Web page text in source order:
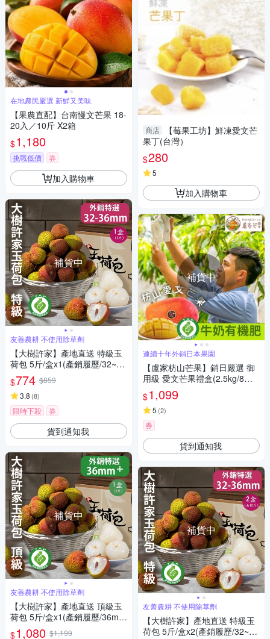
在地農民嚴選 新鮮又美味
【果農直配】台南慢文芒果 18-
20入／10斤 X2箱
$1,180
挑戰低價 券
加入購物車
補貨中
友善農耕 不使用除草劑
【大樹許家】產地直送 特級玉
荷包 5斤/盒x1(產銷履歷/32~36
mm/顆/禮盒)
$774 $859
3.8 (8)
限時下殺 券
貨到通知我
補貨中
友善農耕 不使用除草劑
【大樹許家】產地直送 頂級玉
荷包 5斤/盒x1(產銷履歷/36mm
以上/顆/禮盒)
$1,080 $1,199
商店
【莓果工坊】鮮凍愛文芒
果丁(台灣）
$280
5
加入購物車
補貨中
連續十年外銷日本果園
【盧家枋山芒果】銷日嚴選 御
用級 愛文芒果禮盒(2.5kg/8顆/
送禮/產銷履歷認證/郵局快捷常
溫配送)
$1,099
5 (2)
券
貨到通知我
補貨中
友善農耕 不使用除草劑
【大樹許家】產地直送 特級玉
荷包 5斤/盒x2(產銷履歷/32~36